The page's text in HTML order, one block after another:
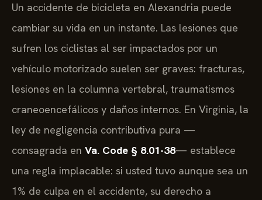
Un accidente de bicicleta en Alexandria puede
cambiar su vida en un instante. Las lesiones que
sufren los ciclistas al ser impactados por un
vehículo motorizado suelen ser graves: fracturas,
lesiones en la columna vertebral, traumatismos
craneoencefálicos y daños internos. En Virginia, la
ley de negligencia contributiva pura —
consagrada en Va. Code § 8.01-38— establece
una regla implacable: si usted tuvo aunque sea un
1% de culpa en el accidente, su derecho a